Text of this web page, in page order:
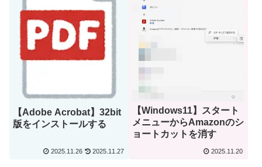
【Adobe Acrobat】32bit
版をインストールする
2025.11.26 2025.11.27
【Windows11】スタート
メニューからAmazonのシ
ョートカットを消す
2025.11.20